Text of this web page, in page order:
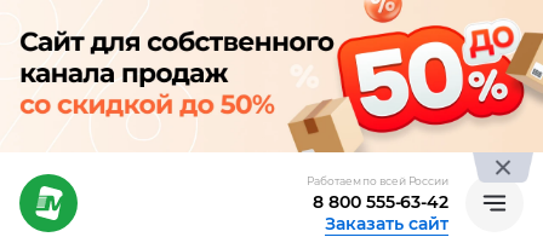
Работаем по всей России
8 800 555-63-42
Заказать сайт